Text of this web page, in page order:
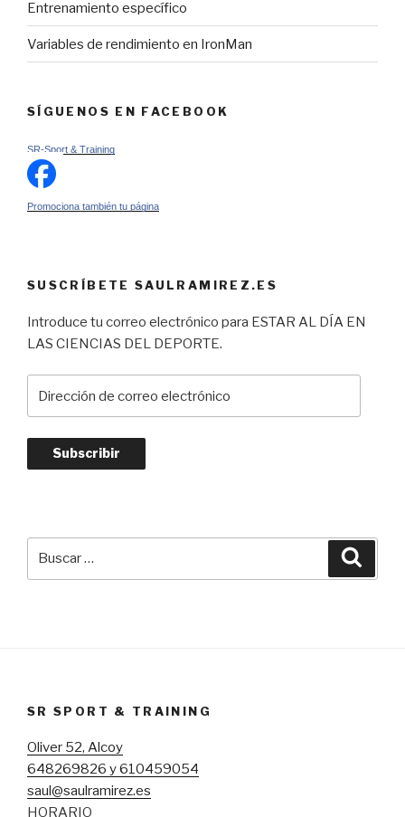
Entrenamiento específico
Variables de rendimiento en IronMan
SÍGUENOS EN FACEBOOK
SR-Sport & Training
Promociona también tu página
SUSCRÍBETE SAULRAMIREZ.ES
Introduce tu correo electrónico para ESTAR AL DÍA EN
LAS CIENCIAS DEL DEPORTE.
electrónico
Subscribir
SR SPORT & TRAINING
Oliver 52, Alcoy
648269826 y 610459054
saul@saulramirez.es
HORARIO